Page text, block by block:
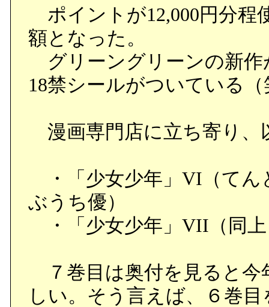
ポイントが12,000円分程
額となった。
グリーングリーンの新作
18禁シールがついている（
漫画専門店に立ち寄り、
・「少女少年」VI（て
ぶうち優）
・「少女少年」VII（同
７巻目は奥付を見ると今
しい。そう言えば、６巻